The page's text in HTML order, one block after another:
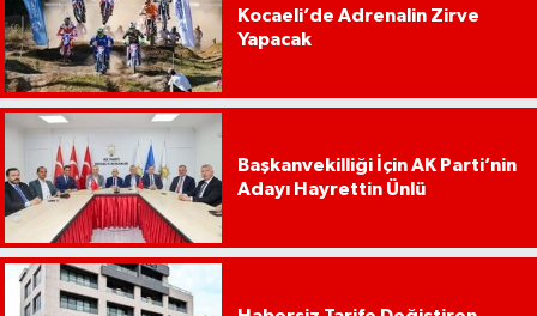
Kocaeli’de Adrenalin Zirve
Yapacak
Başkanvekilliği İçin AK Parti’nin
Adayı Hayrettin Ünlü